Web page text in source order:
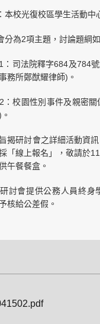
本校光復校區學生活動中
分為2項主題，討論題綱如
：司法院釋字684及784
務所鄭猷耀律師)。
：校園性別事件及親密
揭研討會之詳細活動資
「線上報名」，敬請於
午餐餐盒。
討會提供公務人員終
核給公差假。